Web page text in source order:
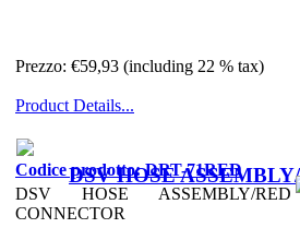
Prezzo: €59,93 (including 22 % tax)
Product Details...
DSV HOSE
Codice prodotto: DRT-71RED
DSV HOSE ASSEMBLY/RED
CONNECTOR